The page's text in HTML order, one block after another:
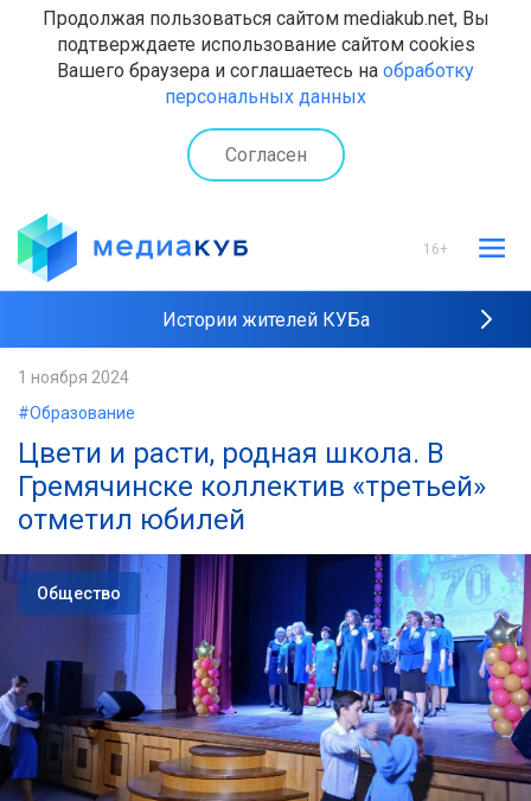
Продолжая пользоваться сайтом mediakub.net, Вы
подтверждаете использование сайтом cookies
Вашего браузера и соглашаетесь на обработку
персональных данных
Согласен
16+
Истории жителей КУБа
1 ноября 2024
#Образование
Цвети и расти, родная школа. В
Гремячинске коллектив «третьей»
отметил юбилей
Общество